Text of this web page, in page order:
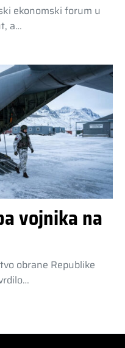
ekonomski forum u
a…
vojnika na
obrane Republike